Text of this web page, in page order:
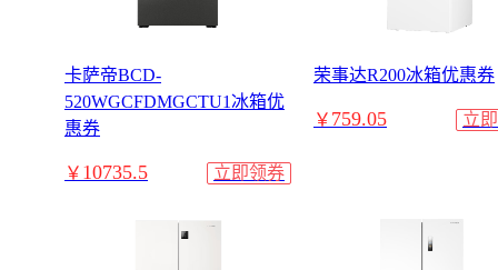
卡萨帝BCD-
520WGCFDMGCTU1冰箱优
惠券
￥ 10735.5 立即领券
荣事达R200冰箱优惠券
￥ 759.05 立